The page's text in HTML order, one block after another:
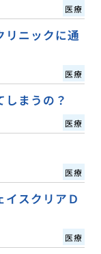
医療
リニックに通
医療
しまうの？
医療
医療
スクリアＤ
医療